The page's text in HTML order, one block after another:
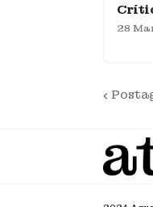
28